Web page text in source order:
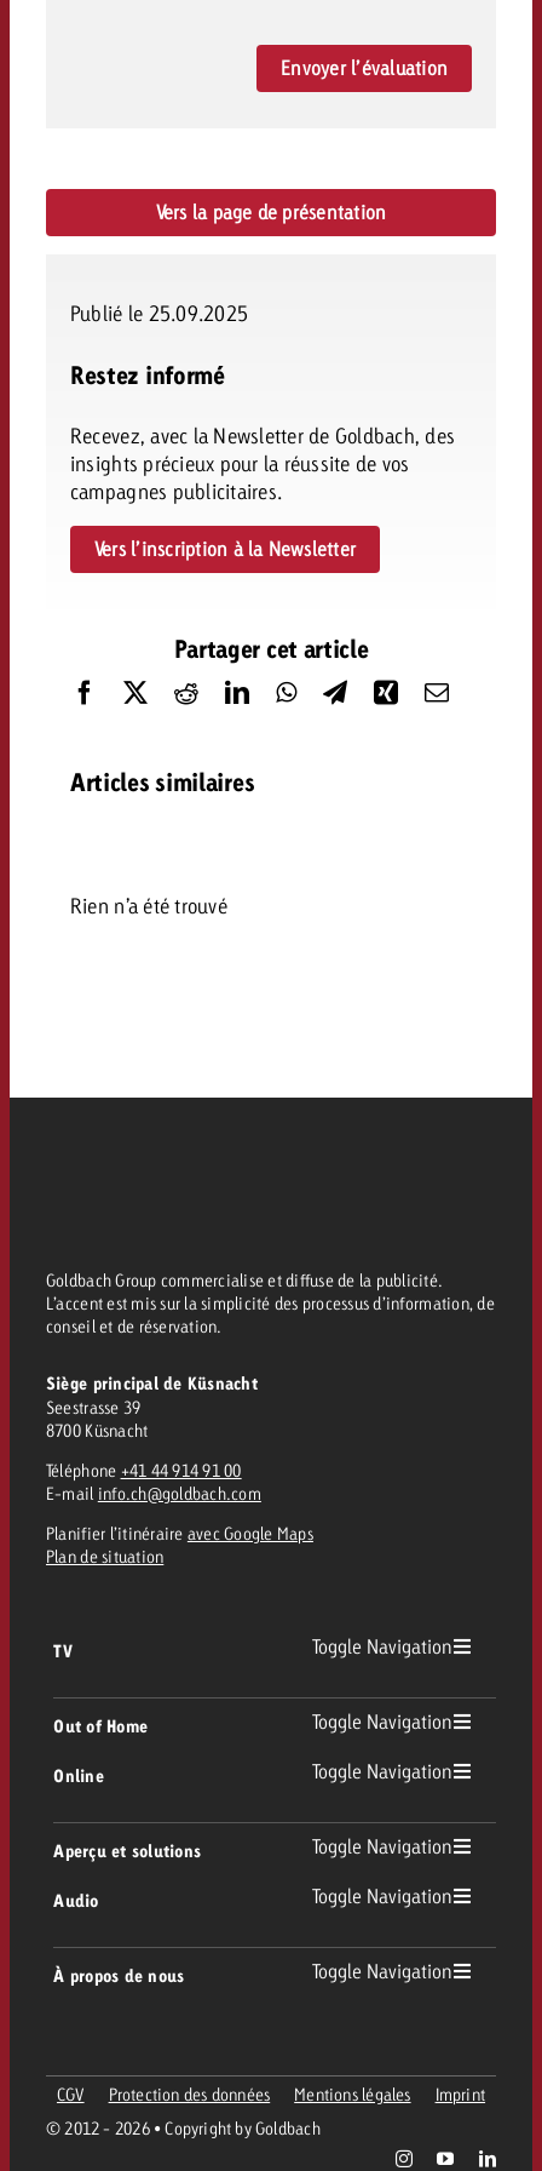
Envoyer l’évaluation
Vers la page de présentation
Publié le 25.09.2025
Restez informé
Recevez, avec la Newsletter de Goldbach, des
insights précieux pour la réussite de vos
campagnes publicitaires.
Vers l’inscription à la Newsletter
Partager cet article
Articles similaires
Rien n’a été trouvé
Goldbach Group commercialise et diffuse de la publicité.
L’accent est mis sur la simplicité des processus d’information, de
conseil et de réservation.
Siège principal de Küsnacht
Seestrasse 39
8700 Küsnacht
Téléphone +41 44 914 91 00
E-mail info.ch@goldbach.com
Planifier l’itinéraire avec Google Maps
Plan de situation
TV Toggle Navigation
Directives publicitaires TV
Out of Home Toggle Navigation
Out of Home
Affichage
Digital Out of Home
Contacter l’équipe Out of Home
Online Toggle Navigation
Livraison de supports publicitaires Online
Aperçu et solutions Toggle Navigation
Conseil & Crossmedia
Portfolio Goldbach
Formats publicitaires
Audio Toggle Navigation
Digital Audio
À propos de nous Toggle Navigation
Équipe
© 2012 - 2026 • Copyright by Goldbach
CGV Protection des données Mentions légales Imprint